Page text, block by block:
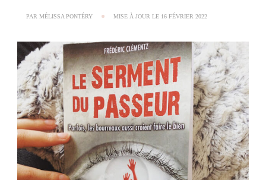
PAR MÉLISSA PONTÉRY MISE À JOUR LE 16 FÉVRIER 2022